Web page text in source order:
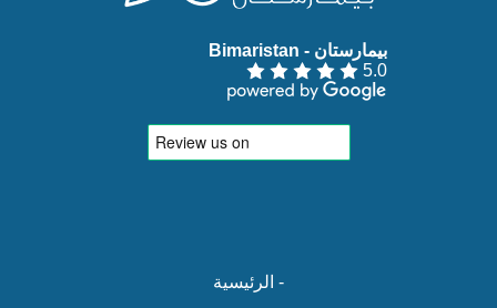
بيمارستان - Bimaristan‏
5.0
- الرئيسية